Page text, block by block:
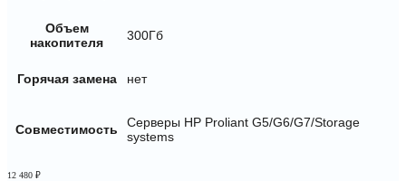
Объем
накопителя
300Гб
Горячая замена нет
Совместимость
Серверы HP Proliant G5/G6/G7/Storage
systems
12 480 ₽